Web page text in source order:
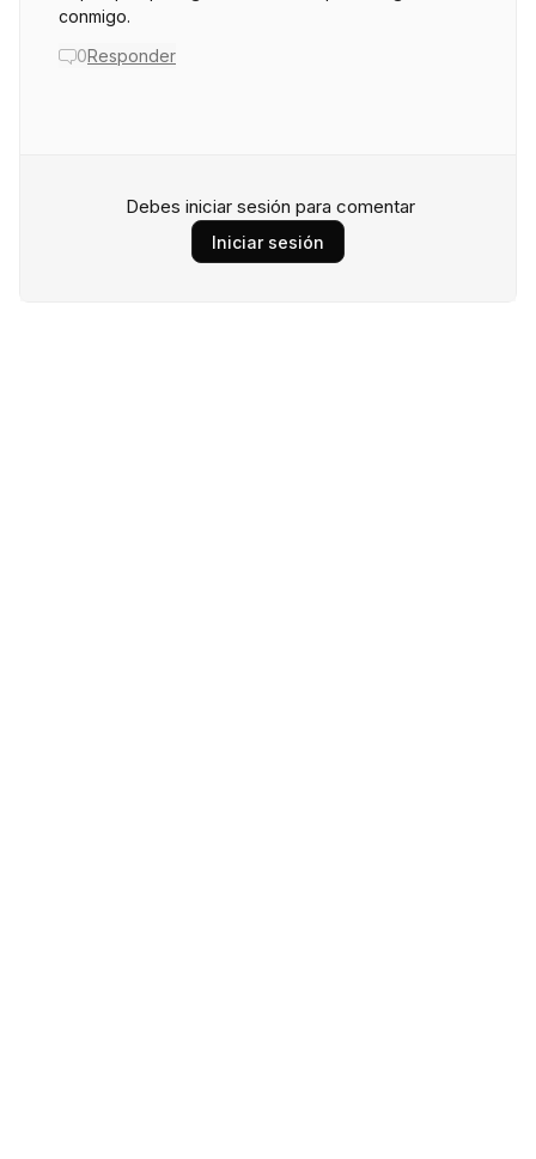
conmigo.
0Responder
Debes iniciar sesión para comentar
Iniciar sesión